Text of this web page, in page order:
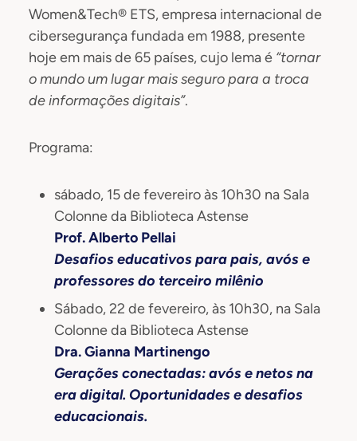
Women&Tech® ETS, empresa internacional de
cibersegurança fundada em 1988, presente
hoje em mais de 65 países, cujo lema é “tornar
o mundo um lugar mais seguro para a troca
de informações digitais”.
Programa:
sábado, 15 de fevereiro às 10h30 na Sala
Colonne da Biblioteca Astense
Prof. Alberto Pellai
Desafios educativos para pais, avós e
professores do terceiro milênio
Sábado, 22 de fevereiro, às 10h30, na Sala
Colonne da Biblioteca Astense
Dra. Gianna Martinengo
Gerações conectadas: avós e netos na
era digital. Oportunidades e desafios
educacionais.